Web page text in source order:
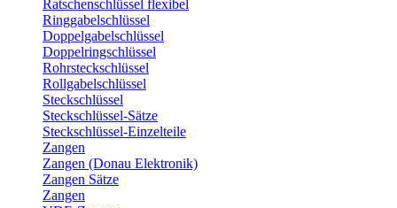
Ratschenschlüssel flexibel
Ringgabelschlüssel
Doppelgabelschlüssel
Doppelringschlüssel
Rohrsteckschlüssel
Rollgabelschlüssel
Steckschlüssel
Steckschlüssel-Sätze
Steckschlüssel-Einzelteile
Zangen
Zangen (Donau Elektronik)
Zangen Sätze
Zangen